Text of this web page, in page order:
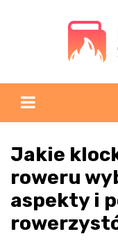
Jakie
roweru
aspekty i